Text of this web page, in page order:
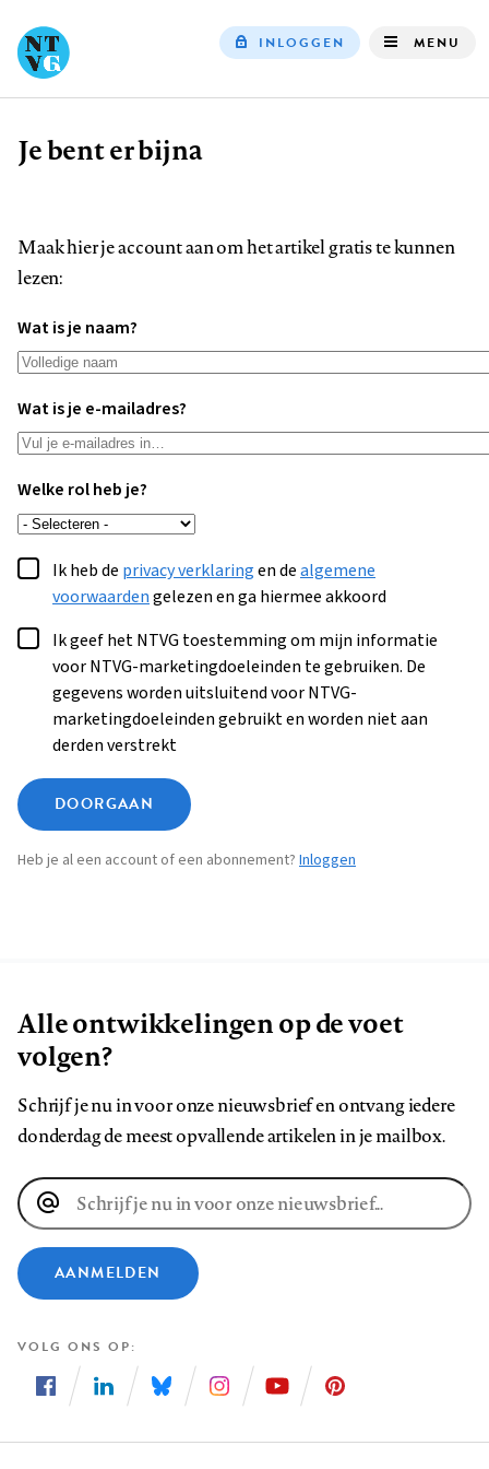
INLOGGEN MENU
Kruimelpad
Je bent er bijna
Maak hier je account aan om het artikel gratis te kunnen
lezen:
Wat is je naam?
Wat is je e-mailadres?
Welke rol heb je?
Ik heb de privacy verklaringen dealgemene
voorwaardengelezen en ga hiermee akkoord
Ik geef het NTVG toestemming om mijn informatie
voor NTVG-marketingdoeleinden te gebruiken. De
gegevens worden uitsluitend voor NTVG-
marketingdoeleinden gebruikt en worden niet aan
derden verstrekt
DOORGAAN
Heb je al een account of een abonnement? Inloggen
Alle ontwikkelingen op de voet
volgen?
Schrijf je nu in voor onze nieuwsbrief en ontvang iedere
donderdag de meest opvallende artikelen in je mailbox.
E-
mailadres
AANMELDEN
VOLG ONS OP
ons
ons
ons
ons
ons
ons